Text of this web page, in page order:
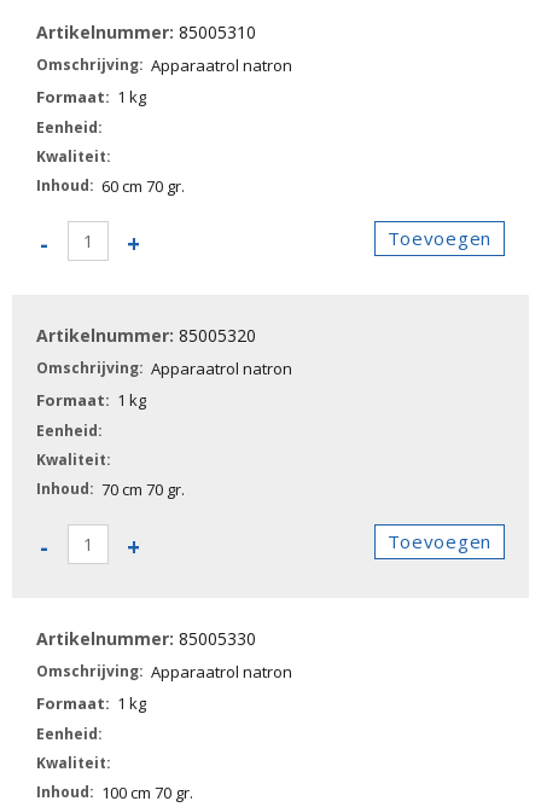
aantal
85005310
Apparaatrol natron
1 kg
60 cm 70 gr.
-
85005310
aantal
+ Toevoegen
85005320
Apparaatrol natron
1 kg
70 cm 70 gr.
-
85005320
aantal
+ Toevoegen
85005330
Apparaatrol natron
1 kg
100 cm 70 gr.